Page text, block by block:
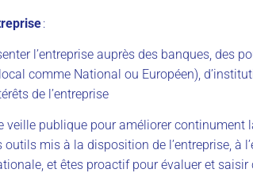
:
l’entreprise auprès des banques, des
comme National ou Européen),
de l’entreprise
veille publique pour améliorer continument
mis à la disposition de l’entreprise, à
et êtes proactif pour évaluer et saisir